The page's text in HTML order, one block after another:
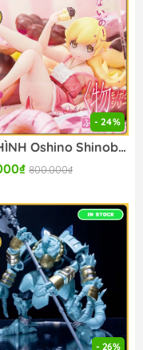
- 24%
MÔ HÌNH Oshino Shinobu - Monogatari Series - Fig-Cube - Konami Prize Collection (Konami Amusement) FIGURE CHÍNH HÃNG
800.000₫
- 26%